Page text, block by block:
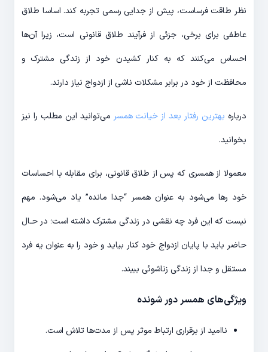
نظر طاقت فرساست، پیش از جدایی رسمی تجربه کند. اساسا طلاق
عاطفی برای برخی، جزئی از فرآیند طلاق قانونی است، زیرا آن‌­ها
احساس می­‌کنند که به کنار کشیدن خود از زندگی مشترک و
محافظت از خود در برابر مشکلات ناشی از ازدواج نیاز دارند.
درباره بهترین رفتار بعد از خیانت همسر می‌توانید این مطلب را نیز
بخوانید.
معمولا از همسری که پس از طلاق قانونی، برای مقابله با احساسات
خود رها می­‌شود به عنوان همسر “جدا مانده” یاد می­‌شود. مهم
نیست که این فرد چه نقشی در زندگی مشترک داشته است؛ در حـال
حاضر باید با پایان ازدواج خود کنار بیاید و خود را به عنوان یه فرد
مستقل و جدا از زندگی زناشوئی ببیند.
ویژگی‌­های همسر دور شونده
ناامید از برقراری ارتباط موثر پس از مدت­‌ها تلاش است.